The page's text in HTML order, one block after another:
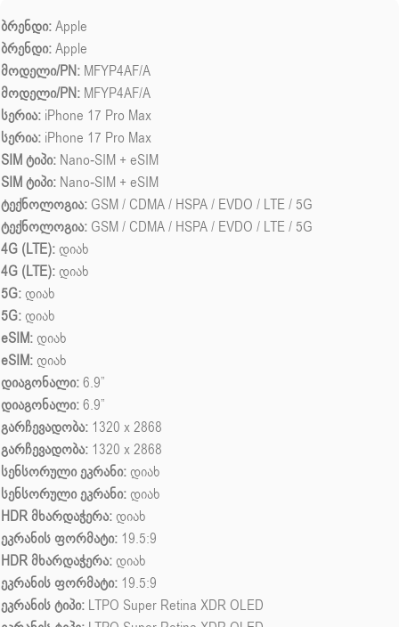
ბრენდი:Apple
ბრენდი:Apple
მოდელი/PN: MFYP4AF/A
მოდელი/PN: MFYP4AF/A
სერია: iPhone 17 Pro Max
სერია: iPhone 17 Pro Max
SIM ტიპი: Nano-SIM + eSIM
SIM ტიპი: Nano-SIM + eSIM
ტექნოლოგია: GSM / CDMA / HSPA / EVDO / LTE / 5G
ტექნოლოგია: GSM / CDMA / HSPA / EVDO / LTE / 5G
4G (LTE): დიახ
4G (LTE): დიახ
5G: დიახ
5G: დიახ
eSIM: დიახ
eSIM: დიახ
დიაგონალი:6.9”
დიაგონალი:6.9”
გარჩევადობა: 1320 x 2868
გარჩევადობა: 1320 x 2868
სენსორული ეკრანი: დიახ
სენსორული ეკრანი: დიახ
HDR მხარდაჭერა: დიახ
ეკრანის ფორმატი: 19.5:9
HDR მხარდაჭერა: დიახ
ეკრანის ფორმატი: 19.5:9
ეკრანის ტიპი: LTPO Super Retina XDR OLED